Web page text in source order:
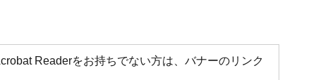
Readerをお持ちでない方は、バナーのリンク